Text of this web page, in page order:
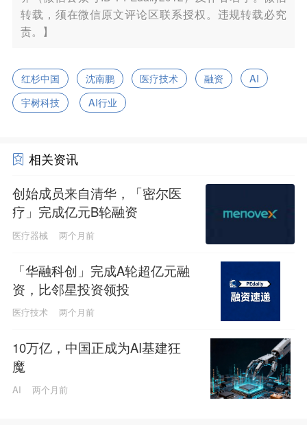
转载，须在微信原文评论区联系授权。违规转载必究
责。】
红杉中国 沈南鹏 医疗技术 融资
AI
宇树科技
AI行业
相关资讯
创始成员来自清华，「密尔医
疗」完成亿元B轮融资
医疗器械 两个月前
「华融科创」完成A轮超亿元融
资，比邻星投资领投
医疗技术 两个月前
10万亿，中国正成为AI基建狂
魔
AI 两个月前